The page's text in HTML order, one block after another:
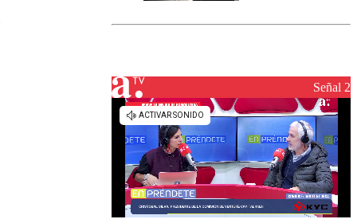
activa Alerta
Señal 2